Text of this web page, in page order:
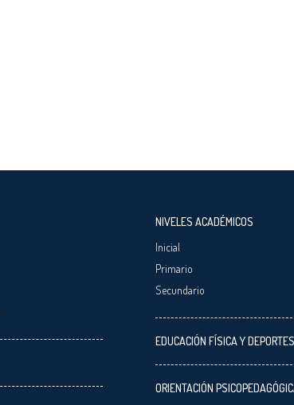
NIVELES ACADÉMICOS
Inicial
Primario
Secundario
EDUCACIÓN FÍSICA Y DEPORTES
ORIENTACIÓN